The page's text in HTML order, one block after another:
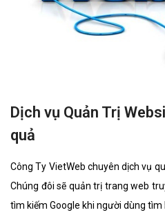
Dịch vụ Quản Trị
quả
Công Ty VietWeb chuyên dịch vụ
Chúng đôi sẽ quản trị trang web
tìm kiếm Google khi người dùng